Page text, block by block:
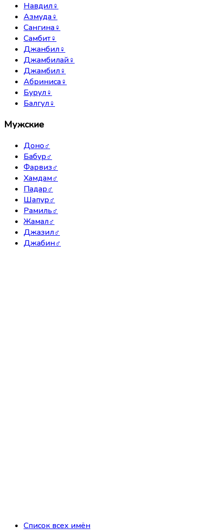
Навдил♀
Азмуда♀
Сангина♀
Самбит♀
Джанбил♀
Джамбилай♀
Джамбил♀
Абриниса♀
Бурул♀
Балгул♀
Мужские
Доно♂
Бабур♂
Фарвиз♂
Хамдам♂
Падар♂
Шапур♂
Рамиль♂
Жамал♂
Джазил♂
Джабин♂
Список всех имён